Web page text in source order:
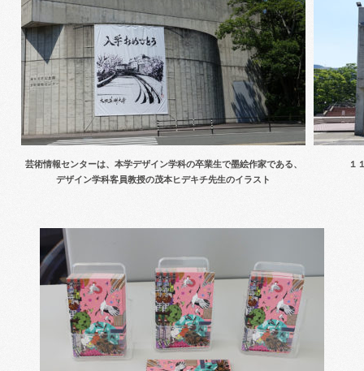
芸術情報センターは、本学デザイン学科の卒業生で墨絵作家である、
デザイン学科客員教授の茂本ヒデキチ先生のイラスト
１